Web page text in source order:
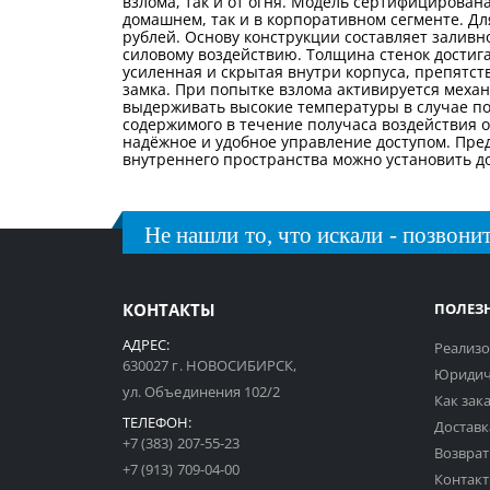
домашнем, так и в корпоративном сегменте.
рублей. Основу конструкции составляет
силовому воздействию. Толщина стенок
усиленная и скрытая внутри корпуса,
замка. При попытке взлома активируется
выдерживать высокие температуры в случае
содержимого в течение получаса
надёжное и удобное управление доступом.
внутреннего пространства можно установить
Не нашли то, что искали -
КОНТАКТЫ
АДРЕС:
630027 г. НОВОСИБИРСК,
ул. Объединения 102/2
ТЕЛЕФОН:
+7 (383) 207-55-23
+7 (913) 709-04-00
Как
Возврат